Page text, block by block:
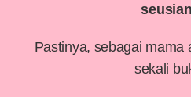
Pastinya, sebagai mama
sekali